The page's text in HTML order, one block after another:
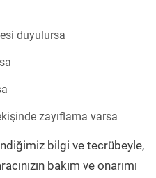
duyulursa
zayıflama varsa
bilgi ve tecrübeyle,
bakım ve onarımı